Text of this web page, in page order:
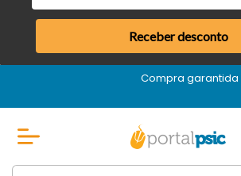
Receber desconto
Compra garantida